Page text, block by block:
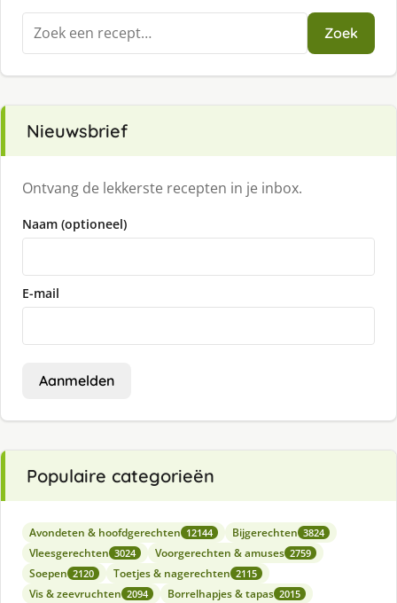
Zoeken
naar:
Zoek
Nieuwsbrief
Ontvang de lekkerste recepten in je inbox.
Naam (optioneel)
E-mail
Aanmelden
Populaire categorieën
Avondeten & hoofdgerechten 12144 Bijgerechten 3824
Vleesgerechten 3024 Voorgerechten & amuses 2759
Soepen 2120 Toetjes & nagerechten 2115
Vis & zeevruchten 2094 Borrelhapjes & tapas 2015